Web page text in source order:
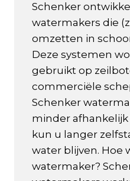
Schenker
watermakers die
omzetten in
Deze systemen
gebruikt op
commerciële
Schenker
minder afhankelijk
kun u langer
water blijven. Hoe
watermaker?